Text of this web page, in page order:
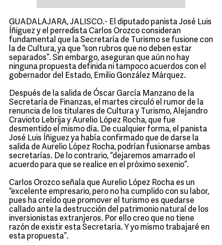
GUADALAJARA, JALISCO.- El diputado panista José Luis
Íñiguez y el perredista Carlos Orozco consideran
fundamental que la Secretaría de Turismo se fusione con
la de Cultura, ya que “son rubros que no deben estar
separados”. Sin embargo, aseguran que aún no hay
ninguna propuesta definida ni tampoco acuerdos con el
gobernador del Estado, Emilio González Márquez.
Después de la salida de Óscar García Manzano de la
Secretaría de Finanzas, el martes circuló el rumor de la
renuncia de los titulares de Cultura y Turismo, Alejandro
Cravioto Lebrija y Aurelio López Rocha, que fue
desmentido el mismo día. De cualquier forma, el panista
José Luis Íñiguez ya había confirmado que de darse la
salida de Aurelio López Rocha, podrían fusionarse ambas
secretarías. De lo contrario, “dejaremos amarrado el
acuerdo para que se realice en el próximo sexenio”.
Carlos Orozco señala que Aurelio López Rocha es un
“excelente empresario, pero no ha cumplido con su labor,
pues ha creído que promover el turismo es quedarse
callado ante la destrucción del patrimonio natural de los
inversionistas extranjeros. Por ello creo que no tiene
razón de existir esta Secretaría. Y yo mismo trabajaré en
esta propuesta”.